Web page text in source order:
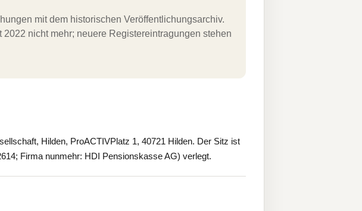
mit dem historischen Veröffentlichungsarchiv.
nicht mehr; neuere Registereintragungen stehen
Hilden, ProACTIVPlatz 1, 40721 Hilden. Der Sitz ist
Firma nunmehr: HDI Pensionskasse AG) verlegt.